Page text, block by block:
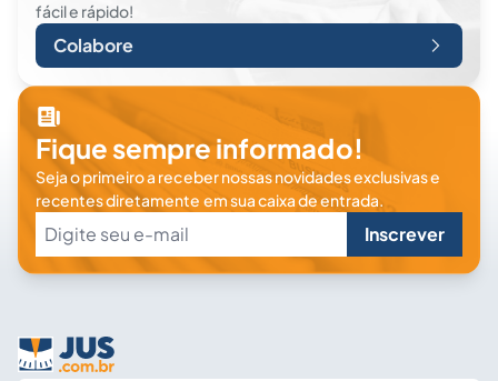
fácil e rápido!
Colabore
Fique sempre informado!
Seja o primeiro a receber nossas novidades exclusivas e
recentes diretamente em sua caixa de entrada.
Inscrever